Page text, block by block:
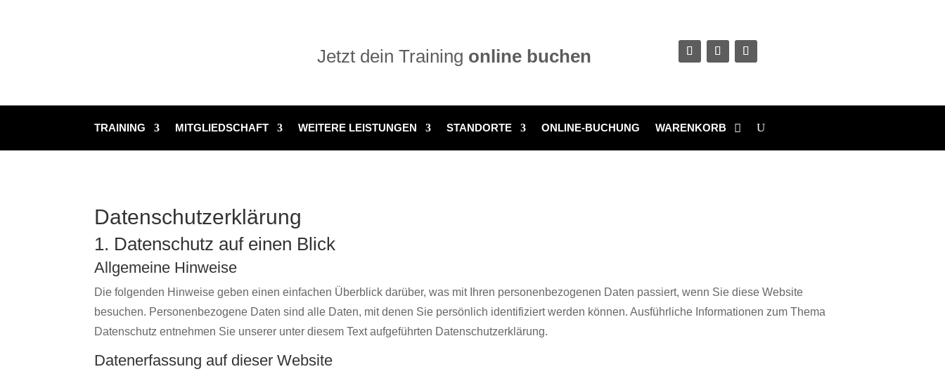
Jetzt dein Training online buchen
TRAINING MITGLIEDSCHAFT WEITERE LEISTUNGEN STANDORTE ONLINE-BUCHUNG WARENKORB
Datenschutz­erklärung
1. Datenschutz auf einen Blick
Allgemeine Hinweise
Die folgenden Hinweise geben einen einfachen Überblick darüber, was mit Ihren personenbezogenen Daten passiert, wenn Sie diese Website
besuchen. Personenbezogene Daten sind alle Daten, mit denen Sie persönlich identifiziert werden können. Ausführliche Informationen zum Thema
Datenschutz entnehmen Sie unserer unter diesem Text aufgeführten Datenschutzerklärung.
Datenerfassung auf dieser Website